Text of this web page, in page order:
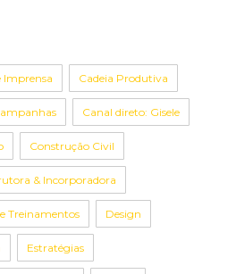
Imprensa Cadeia Produtiva
Canal direto: Gisele
Construção Civil
& Incorporadora
Treinamentos Design
Estratégias